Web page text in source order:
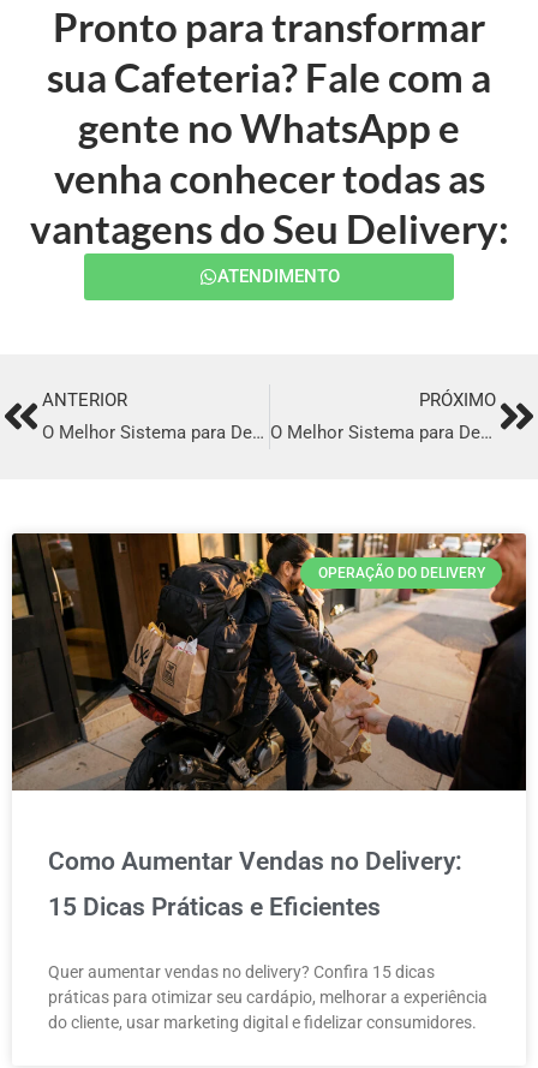
Pronto para transformar
sua Cafeteria? Fale com a
gente no WhatsApp e
venha conhecer todas as
vantagens do Seu Delivery:
ATENDIMENTO
PrevANTERIOR
O Melhor Sistema para Delivery em Santana do Livramento
PRÓXIMO
O Melhor Sistema para Delivery em Aracruz
OPERAÇÃO DO DELIVERY
Como Aumentar Vendas no Delivery:
15 Dicas Práticas e Eficientes
Quer aumentar vendas no delivery? Confira 15 dicas
práticas para otimizar seu cardápio, melhorar a experiência
do cliente, usar marketing digital e fidelizar consumidores.